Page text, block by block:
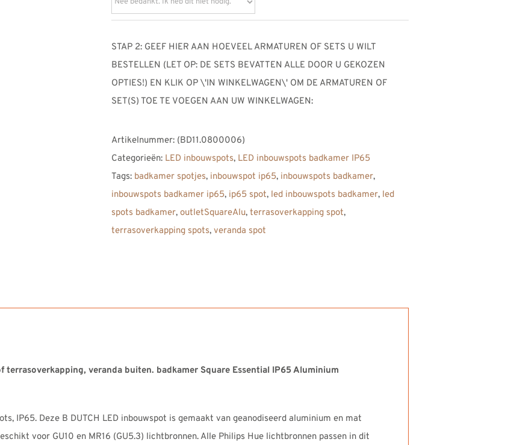
STAP 2: GEEF HIER AAN HOEVEEL ARMATUREN OF SETS U WILT
BESTELLEN (LET OP: DE SETS BEVATTEN ALLE DOOR U GEKOZEN
OPTIES!) EN KLIK OP \'IN WINKELWAGEN\' OM DE ARMATUREN OF
SET(S) TOE TE VOEGEN AAN UW WINKELWAGEN:
Artikelnummer: (BD11.0800006)
Categorieën: LED inbouwspots, LED inbouwspots badkamer IP65
Tags: badkamer spotjes, inbouwspot ip65, inbouwspots badkamer,
inbouwspots badkamer ip65, ip65 spot, led inbouwspots badkamer, led
spots badkamer, outletSquareAlu, terrasoverkapping spot,
terrasoverkapping spots, veranda spot
terrasoverkapping, veranda buiten. badkamer Square Essential IP65 Aluminium
IP65. Deze B DUTCH LED inbouwspot is gemaakt van geanodiseerd aluminium en mat
voor GU10 en MR16 (GU5.3) lichtbronnen. Alle Philips Hue lichtbronnen passen in dit